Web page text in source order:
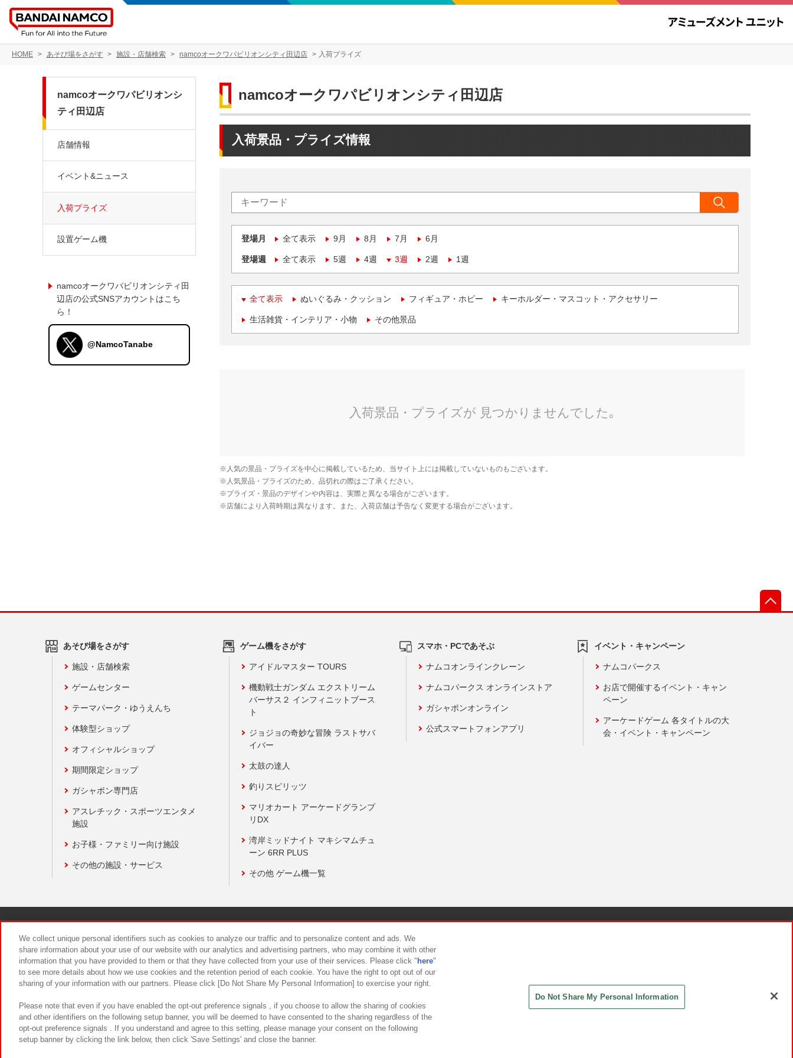
HOME あそび場をさがす 施設・店舗検索 namcoオークワパビリオンシティ田辺店 入荷プライズ
namcoオークワパビリオンシティ田辺店
入荷景品・プライズ情報
登場月 全て表示 9月 8月 7月 6月
登場週 全て表示 5週 4週 3週 2週 1週
全て表示 ぬいぐるみ・クッション フィギュア・ホビー キーホルダー・マスコット・アクセサリー
生活雑貨・インテリア・小物 その他景品
namcoオークワパビリオンシ
ティ田辺店
店舗情報
イベント&ニュース
入荷プライズ
設置ゲーム機
namcoオークワパビリオンシティ田
辺店の公式SNSアカウントはこち
ら！
@NamcoTanabe
あそび場をさがす
施設・店舗検索
ゲームセンター
テーマパーク・ゆうえんち
体験型ショップ
オフィシャルショップ
期間限定ショップ
ガシャポン専門店
アスレチック・スポーツエンタメ
施設
お子様・ファミリー向け施設
その他の施設・サービス
ゲーム機をさがす
アイドルマスター TOURS
機動戦士ガンダム エクストリーム
バーサス２ インフィニットブース
ト
ジョジョの奇妙な冒険 ラストサバ
イバー
太鼓の達人
釣りスピリッツ
マリオカート アーケードグランプ
リDX
湾岸ミッドナイト マキシマムチュ
ーン 6RR PLUS
その他 ゲーム機一覧
スマホ・PCであそぶ
ナムコオンラインクレーン
ナムコパークス オンラインストア
ガシャポンオンライン
公式スマートフォンアプリ
イベント・キャンペーン
ナムコパークス
お店で開催するイベント・キャン
ペーン
アーケードゲーム 各タイトルの大
会・イベント・キャンペーン
食品のご提供について カスタマーハラスメント対応方針
We collect unique personal identifiers such as cookies to analyze our traffic and to personalize content and ads. We
share information about your use of our website with our analytics and advertising partners, who may combine it with other
information that you have provided to them or that they have collected from your use of their services. Please click " here"
to see more details about how we use cookies and the retention period of each cookie. You have the right to opt out of our
sharing of your information with our partners. Please click [Do Not Share My Personal Information] to exercise your right.
Please note that even if you have enabled the opt-out preference signals , if you choose to allow the sharing of cookies
and other identifiers on the following setup banner, you will be deemed to have consented to the sharing regardless of the
opt-out preference signals . If you understand and agree to this setting, please manage your consent on the following
setup banner by clicking the link below, then click 'Save Settings' and close the banner.
Do Not Share My Personal Information